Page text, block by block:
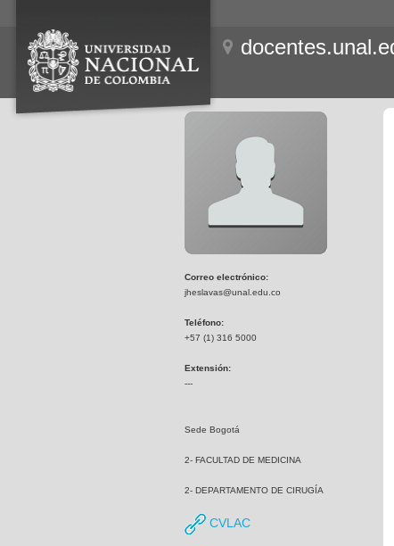
Correo electrónico:
jheslavas@unal.edu.co
Teléfono:
+57 (1) 316 5000
Extensión:
---
Sede Bogotá
2- FACULTAD DE MEDICINA
2- DEPARTAMENTO DE CIRUGÍA
CVLAC